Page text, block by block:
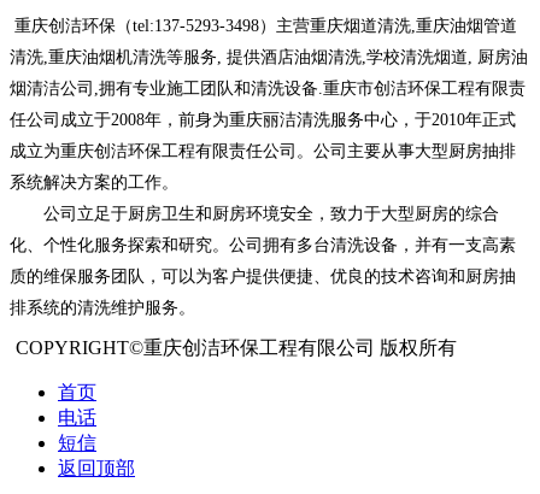
重庆创洁环保（tel:137-5293-3498）主营重庆烟道清洗,重庆油烟管道
清洗,重庆油烟机清洗等服务, 提供酒店油烟清洗,学校清洗烟道, 厨房油
烟清洁公司,拥有专业施工团队和清洗设备.重庆市创洁环保工程有限责
任公司成立于2008年，前身为重庆丽洁清洗服务中心，于2010年正式
成立为重庆创洁环保工程有限责任公司。公司主要从事大型厨房抽排
系统解决方案的工作。
公司立足于厨房卫生和厨房环境安全，致力于大型厨房的综合
化、个性化服务探索和研究。公司拥有多台清洗设备，并有一支高素
质的维保服务团队，可以为客户提供便捷、优良的技术咨询和厨房抽
排系统的清洗维护服务。
COPYRIGHT©重庆创洁环保工程有限公司 版权所有
首页
电话
短信
返回顶部